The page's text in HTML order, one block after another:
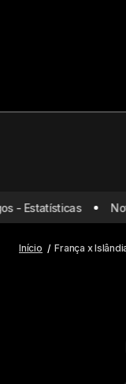
Hungria x
prováveis
Estatísticas
Início França x